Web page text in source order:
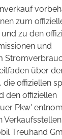
zum
zu den
und
über
offiziellen
den offiziellen
Pkw'
Treuhand